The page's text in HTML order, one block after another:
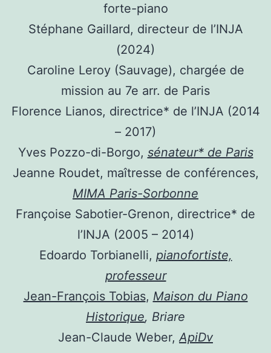
forte-piano
Stéphane Gaillard, directeur de l’INJA
(2024)
Caroline Leroy (Sauvage), chargée de
mission au 7e arr. de Paris
Florence Lianos, directrice* de l’INJA (2014
– 2017)
Yves Pozzo-di-Borgo, sénateur* de Paris
Jeanne Roudet, maîtresse de conférences,
MIMA Paris-Sorbonne
Françoise Sabotier-Grenon, directrice* de
l’INJA (2005 – 2014)
Edoardo Torbianelli, pianofortiste,
professeur
Jean-François Tobias, Maison du Piano
Historique, Briare
Jean-Claude Weber, ApiDv